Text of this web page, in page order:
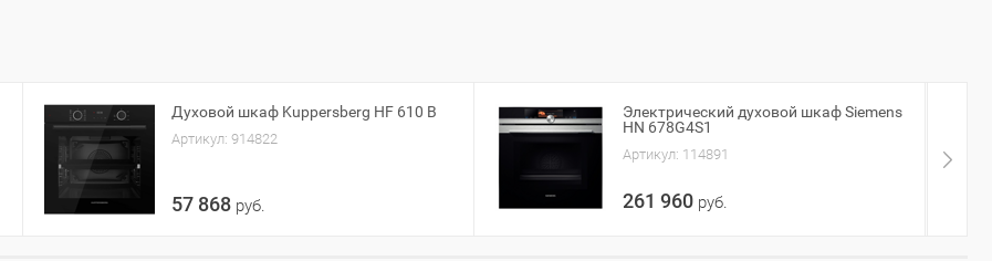
Духовой шкаф Kuppersberg HF 610 B
Артикул: 914822
57 868 руб.
Электрический духовой шкаф Siemens
HN 678G4S1
Артикул: 114891
261 960 руб.